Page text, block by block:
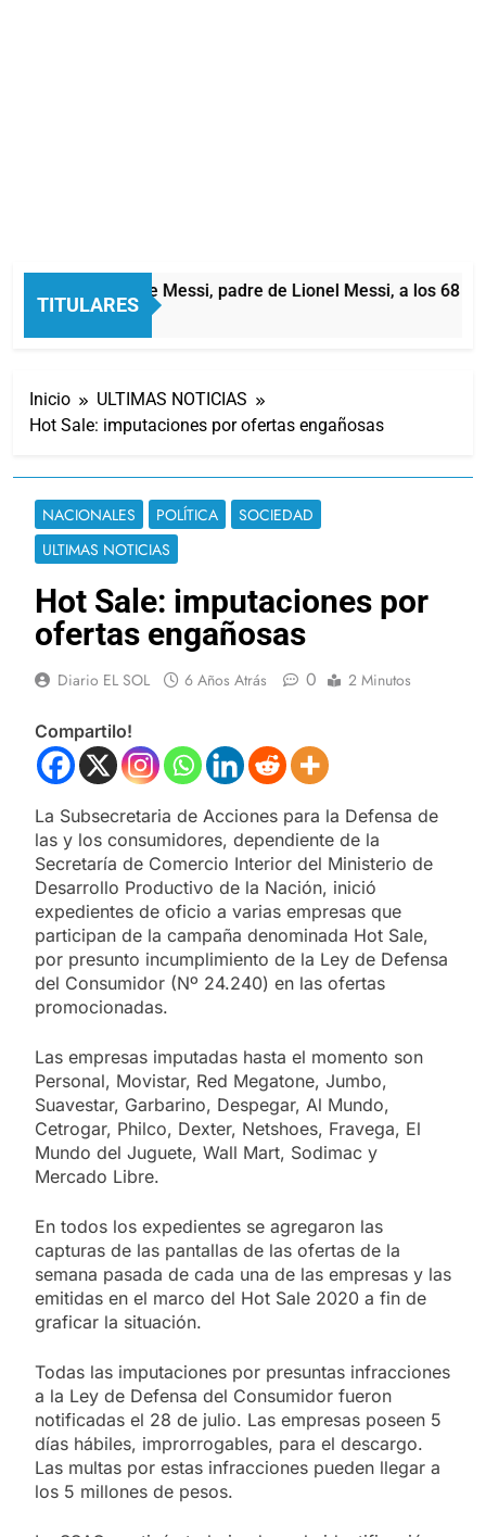
TITULARES
Murió Jorge Messi, padre de Lionel Messi, a los 68
3 Horas Atrás
Inicio
ULTIMAS NOTICIAS
Hot Sale: imputaciones por ofertas engañosas
NACIONALES POLÍTICA
SOCIEDAD
ULTIMAS NOTICIAS
Hot Sale: imputaciones por
ofertas engañosas
Diario EL SOL 6 Años Atrás 0 2 Minutos
Compartilo!
La Subsecretaria de Acciones para la Defensa de
las y los consumidores, dependiente de la
Secretaría de Comercio Interior del Ministerio de
Desarrollo Productivo de la Nación, inició
expedientes de oficio a varias empresas que
participan de la campaña denominada Hot Sale,
por presunto incumplimiento de la Ley de Defensa
del Consumidor (Nº 24.240) en las ofertas
promocionadas.
Las empresas imputadas hasta el momento son
Personal, Movistar, Red Megatone, Jumbo,
Suavestar, Garbarino, Despegar, Al Mundo,
Cetrogar, Philco, Dexter, Netshoes, Fravega, El
Mundo del Juguete, Wall Mart, Sodimac y
Mercado Libre.
En todos los expedientes se agregaron las
capturas de las pantallas de las ofertas de la
semana pasada de cada una de las empresas y las
emitidas en el marco del Hot Sale 2020 a fin de
graficar la situación.
Todas las imputaciones por presuntas infracciones
a la Ley de Defensa del Consumidor fueron
notificadas el 28 de julio. Las empresas poseen 5
días hábiles, improrrogables, para el descargo.
Las multas por estas infracciones pueden llegar a
los 5 millones de pesos.